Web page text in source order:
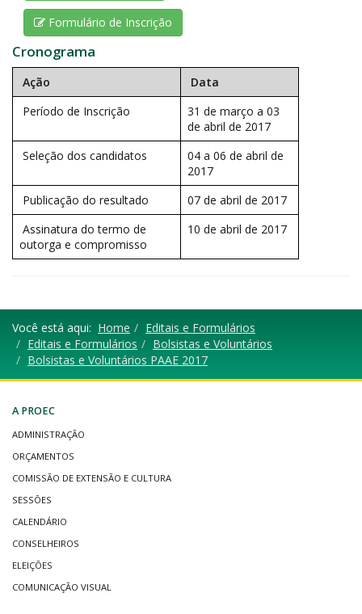
Formulário de Inscrição
Cronograma
Ação
Data
Período de Inscrição
31 de março a 03
de abril de 2017
Seleção dos candidatos
04 a 06 de abril de
2017
Publicação do resultado
07 de abril de 2017
Assinatura do termo de
outorga e compromisso
10 de abril de 2017
Você está aqui: Home
Editais e Formulários
Editais e Formulários
Bolsistas e Voluntários
Bolsistas e Voluntários PAAE 2017
A PROEC
ADMINISTRAÇÃO
ORÇAMENTOS
COMISSÃO DE EXTENSÃO E CULTURA
SESSÕES
CALENDÁRIO
CONSELHEIROS
ELEIÇÕES
COMUNICAÇÃO VISUAL